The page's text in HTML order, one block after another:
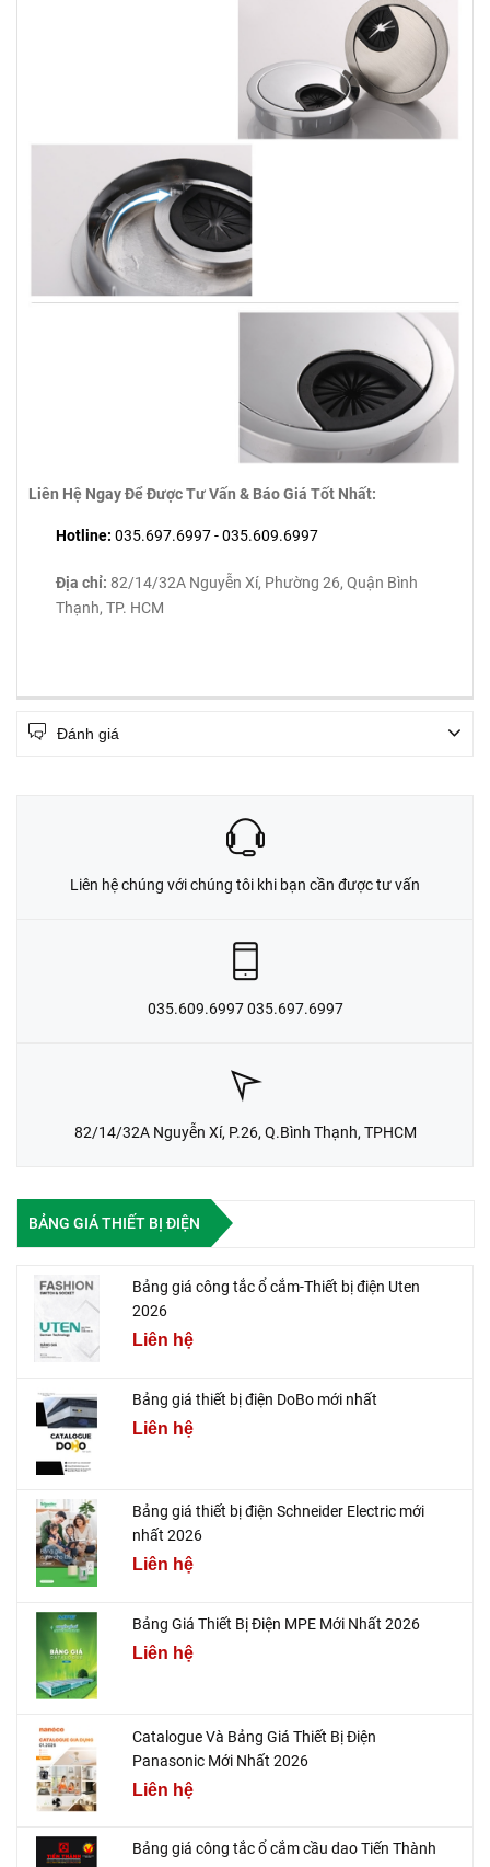
Liên Hệ Ngay Để Được Tư Vấn & Báo Giá Tốt Nhất:
Hotline: 035.697.6997 - 035.609.6997
Địa chỉ: 82/14/32A Nguyễn Xí, Phường 26, Quận Bình
Thạnh, TP. HCM
Đánh giá
Liên hệ chúng với chúng tôi khi bạn cần được tư vấn
035.609.6997 035.697.6997
82/14/32A Nguyễn Xí, P.26, Q.Bình Thạnh, TPHCM
BẢNG GIÁ THIẾT BỊ ĐIỆN
Bảng giá công tắc ổ cắm-Thiết bị điện Uten
2026
Liên hệ
Bảng giá thiết bị điện DoBo mới nhất
Liên hệ
Bảng giá thiết bị điện Schneider Electric mới
nhất 2026
Liên hệ
Bảng Giá Thiết Bị Điện MPE Mới Nhất 2026
Liên hệ
Catalogue Và Bảng Giá Thiết Bị Điện
Panasonic Mới Nhất 2026
Liên hệ
Bảng giá công tắc ổ cắm cầu dao Tiến Thành